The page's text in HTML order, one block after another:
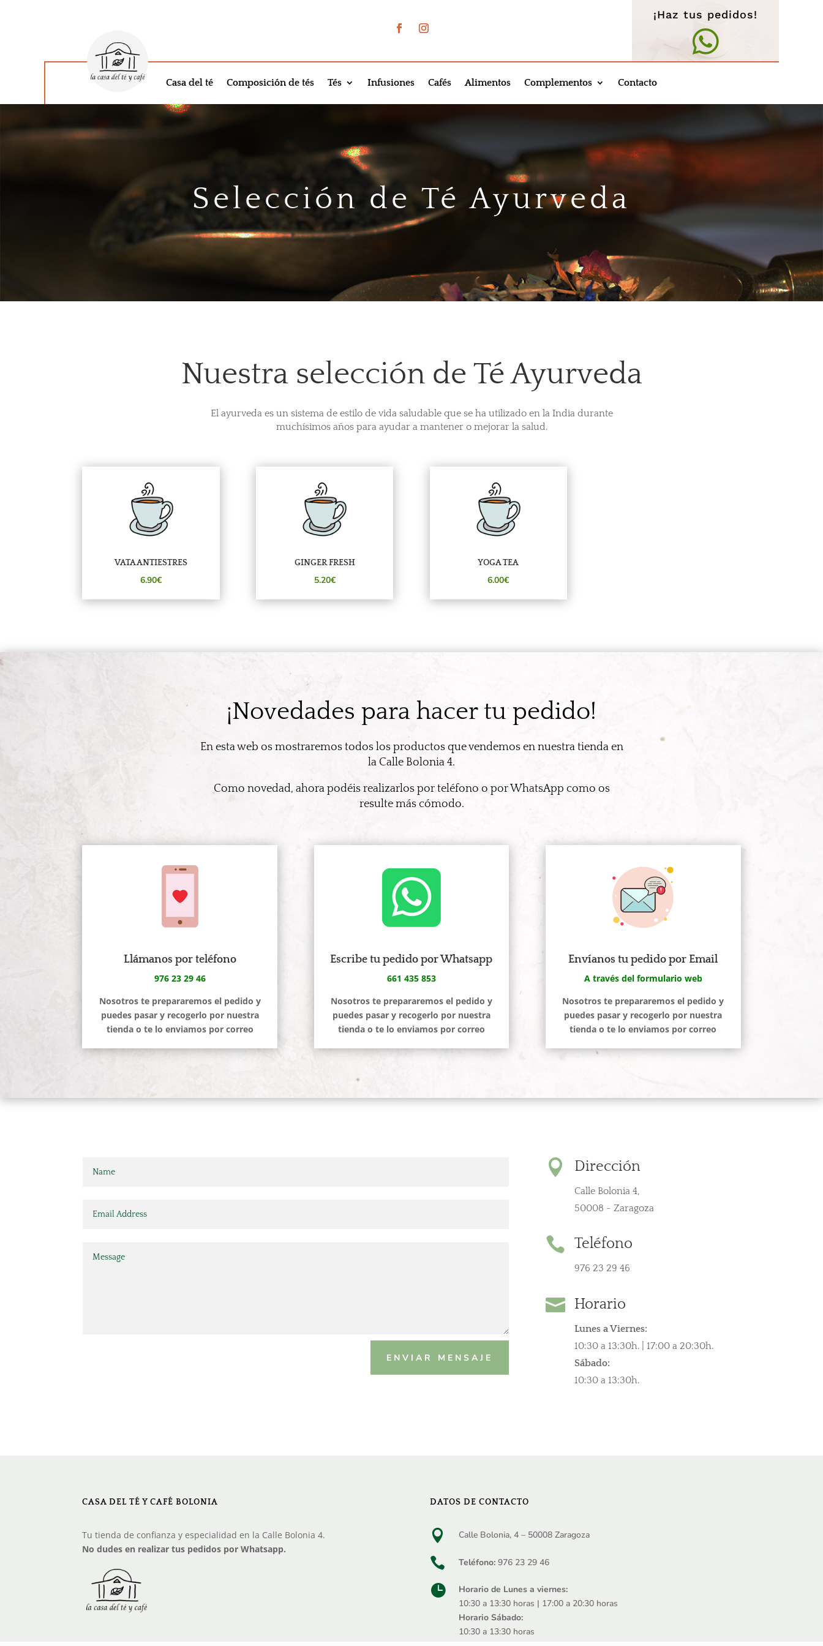
¡Haz tus pedidos!

Casa del té Composición de tés Tés Infusiones Cafés Alimentos Complementos Contacto
Selección de Té Ayurveda
Nuestra selección de Té Ayurveda
El ayurveda es un sistema de estilo de vida saludable que se ha utilizado en la India durante
muchísimos años para ayudar a mantener o mejorar la salud.
VATA ANTIESTRES
6.90€
GINGER FRESH
5.20€
YOGA TEA
6.00€
¡Novedades para hacer tu pedido!
En esta web os mostraremos todos los productos que vendemos en nuestra tienda en
la Calle Bolonia 4.
Como novedad, ahora podéis realizarlos por teléfono o por WhatsApp como os
resulte más cómodo.
Llámanos por teléfono
976 23 29 46
Nosotros te prepararemos el pedido y
puedes pasar y recogerlo por nuestra
tienda o te lo enviamos por correo
Escribe tu pedido por Whatsapp
661 435 853
Nosotros te prepararemos el pedido y
puedes pasar y recogerlo por nuestra
tienda o te lo enviamos por correo
Envíanos tu pedido por Email
A través del formulario web
Nosotros te prepararemos el pedido y
puedes pasar y recogerlo por nuestra
tienda o te lo enviamos por correo
ENVIAR MENSAJE
 Dirección
Calle Bolonia 4,
50008 - Zaragoza
 Teléfono
976 23 29 46
 Horario
Lunes a Viernes:
10:30 a 13:30h. | 17:00 a 20:30h.
Sábado:
10:30 a 13:30h.
CASA DEL TÉ Y CAFÉ BOLONIA
Tu tienda de confianza y especialidad en la Calle Bolonia 4.
No dudes en realizar tus pedidos por Whatsapp.
DATOS DE CONTACTO
 Calle Bolonia, 4 – 50008 Zaragoza
 Teléfono:976 23 29 46

Horario de Lunes a viernes:
10:30 a 13:30 horas | 17:00 a 20:30 horas
Horario Sábado:
10:30 a 13:30 horas